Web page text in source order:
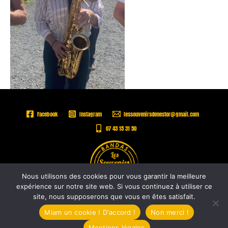
Facebook Instagram
lessouvenirsdenestor@gmail.com
07 43 15 31 50
Copyright © 2026 |Les Souvenirs de Nestor - Mentions légales
Nous utilisons des cookies pour vous garantir la meilleure
expérience sur notre site web. Si vous continuez à utiliser ce
site, nous supposerons que vous en êtes satisfait.
Miam un cookie ! D'accord !
Non merci !